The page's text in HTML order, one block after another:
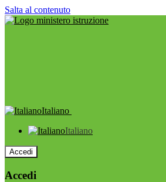
Salta al contenuto
Italiano
Italiano
Accedi
Accedi